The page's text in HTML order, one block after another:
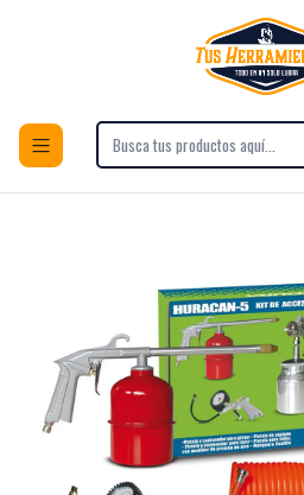
Envios a todo
Herramientas
Accesorios para Compresores
Kit Compresor Indura